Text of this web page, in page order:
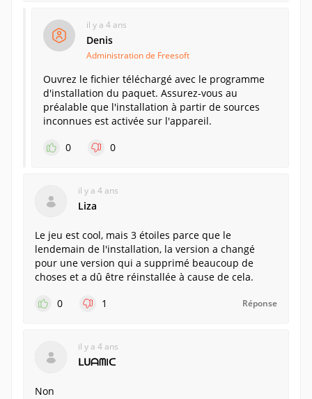
il y a 4 ans
Denis
Administration de Freesoft
Ouvrez le fichier téléchargé avec le programme
d'installation du paquet. Assurez-vous au
préalable que l'installation à partir de sources
inconnues est activée sur l'appareil.
0
0
il y a 4 ans
Liza
Le jeu est cool, mais 3 étoiles parce que le
lendemain de l'installation, la version a changé
pour une version qui a supprimé beaucoup de
choses et a dû être réinstallée à cause de cela.
0
1 Réponse
il y a 4 ans
ᒪᑌᗩᗰIᑕ
Non